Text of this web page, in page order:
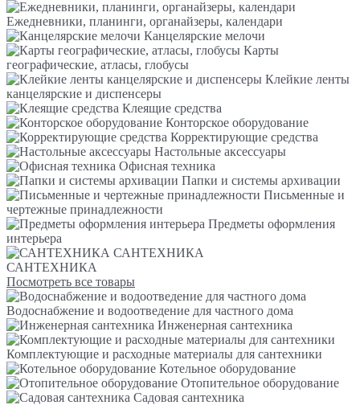
Ежедневники, планинги, органайзеры, календари
Канцелярские мелочи
Карты
географические, атласы, глобусы
Клейкие ленты
канцелярские и диспенсеры
Клеящие средства
Конторское оборудование
Корректирующие средства
Настольные аксессуары
Офисная техника
Папки и системы архивации
Письменные и
чертежные принадлежности
Предметы оформления
интерьера
САНТЕХНИКА
САНТЕХНИКА
Посмотреть все товары
Водоснабжение и водоотведение для частного дома
Инженерная сантехника
Комплектующие и расходные материалы для сантехники
Котельное оборудование
Отопительное оборудование
Садовая сантехника